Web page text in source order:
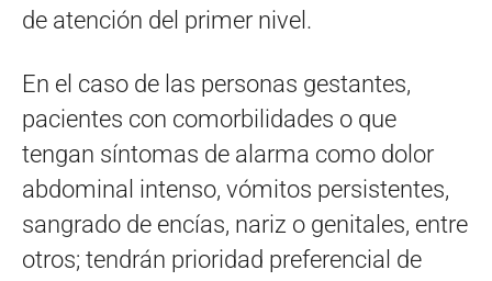
de atención del primer nivel.
En el caso de las personas gestantes,
pacientes con comorbilidades o que
tengan síntomas de alarma como dolor
abdominal intenso, vómitos persistentes,
sangrado de encías, nariz o genitales, entre
otros; tendrán prioridad preferencial de